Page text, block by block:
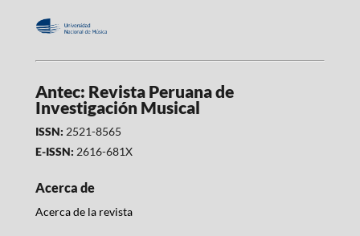
Antec: Revista Peruana de
Investigación Musical
ISSN: 2521-8565
E-ISSN: 2616-681X
Acerca de
Acerca de la revista